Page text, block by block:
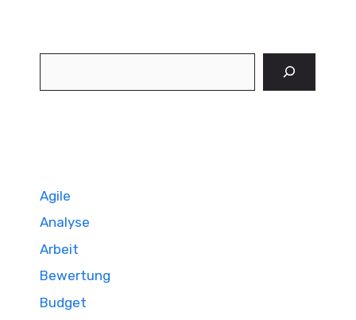
Agile
Analyse
Arbeit
Bewertung
Budget